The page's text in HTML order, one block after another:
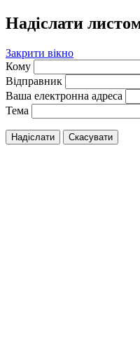
Надіслати
Закрити вікно
Кому
Відправник
Ваша електронна адреса
Тема
Надіслати Скасувати